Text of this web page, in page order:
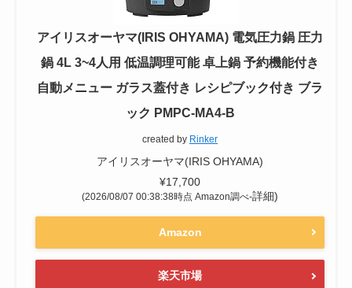
アイリスオーヤマ(IRIS OHYAMA) 電気圧力鍋 圧力
鍋 4L 3~4人用 低温調理可能 卓上鍋 予約機能付き
自動メニュー ガラス蓋付き レシピブック付き ブラ
ック PMPC-MA4-B
created by Rinker
アイリスオーヤマ(IRIS OHYAMA)
¥17,700
(2026/08/07 00:38:38時点 Amazon調べ-詳細)
Amazon
楽天市場